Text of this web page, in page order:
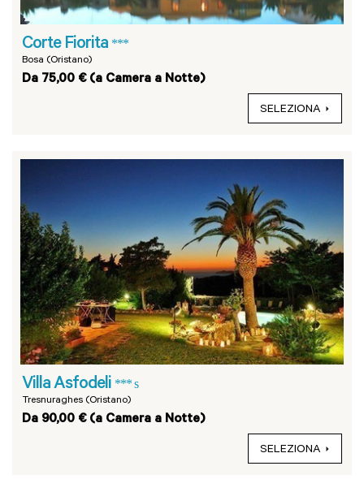
Corte Fiorita ***
Bosa (Oristano)
Da 75,00 € (a Camera a Notte)
SELEZIONA
Villa Asfodeli *** s
Tresnuraghes (Oristano)
Da 90,00 € (a Camera a Notte)
SELEZIONA